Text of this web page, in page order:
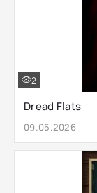
Dread Flats
09.05.2026
2